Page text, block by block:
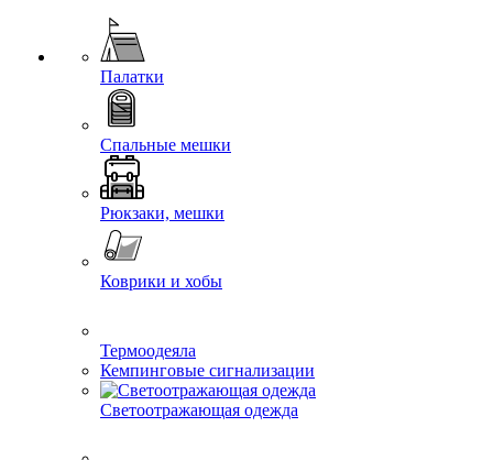
Палатки
Спальные мешки
Рюкзаки, мешки
Коврики и хобы
Термоодеяла
Кемпинговые сигнализации
Светоотражающая одежда